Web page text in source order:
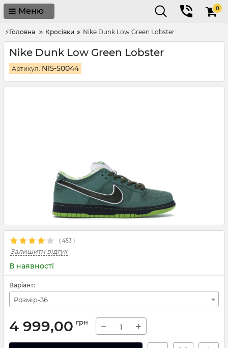
Меню 0
⚡Головна Кросівки Nike Dunk Low Green Lobster
Nike Dunk Low Green Lobster
Артикул: N15-50044
( 453 )
Залишити відгук
В наявності
Варіант:
Розмір-36
4 999,00 грн − +